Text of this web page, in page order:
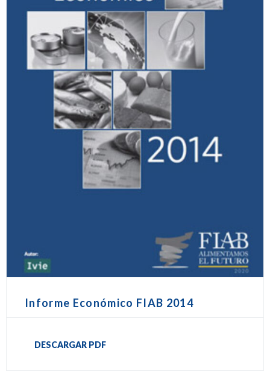
Informe Económico FIAB 2014
DESCARGAR PDF